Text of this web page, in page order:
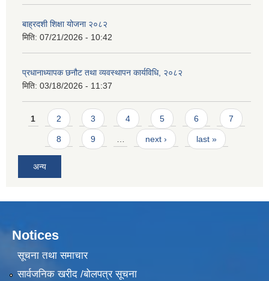
बाह्रदशी शिक्षा योजना २०८२
मिति: 07/21/2026 - 10:42
प्रधानाध्यापक छनौट तथा व्यवस्थापन कार्यविधि, २०८२
मिति: 03/18/2026 - 11:37
Pages
1 2 3 4 5 6 7
8 9 next › last »
अन्य
Notices
सूचना तथा समाचार
सार्वजनिक खरीद /बोलपत्र सूचना